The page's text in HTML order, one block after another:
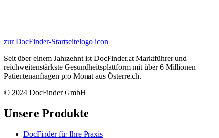
zur DocFinder-Startseitelogo icon
Seit über einem Jahrzehnt ist DocFinder.at Marktführer und
reichweitenstärkste Gesundheitsplattform mit über 6 Millionen
Patientenanfragen pro Monat aus Österreich.
© 2024 DocFinder GmbH
Unsere Produkte
DocFinder für Ihre Praxis